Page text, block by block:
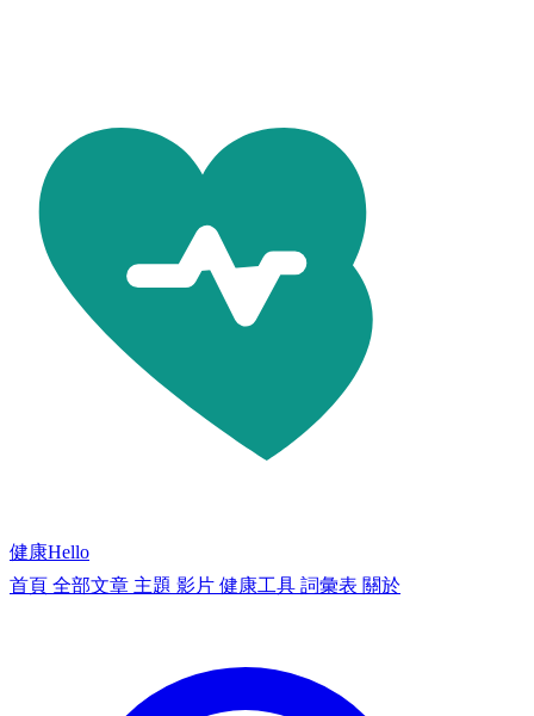
健康Hello
首頁 全部文章 主題 影片 健康工具 詞彙表 關於